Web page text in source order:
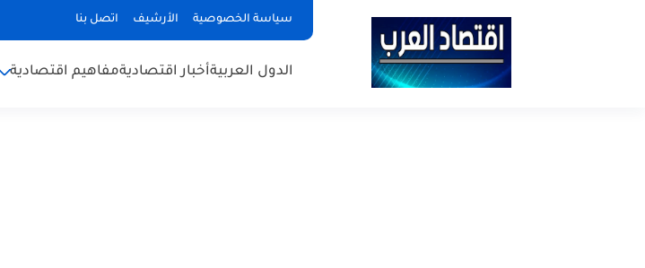
سياسة الخصوصية الأرشيف اتصل بنا
الدول العربيةأخبار اقتصاديةمفاهيم اقتصادية